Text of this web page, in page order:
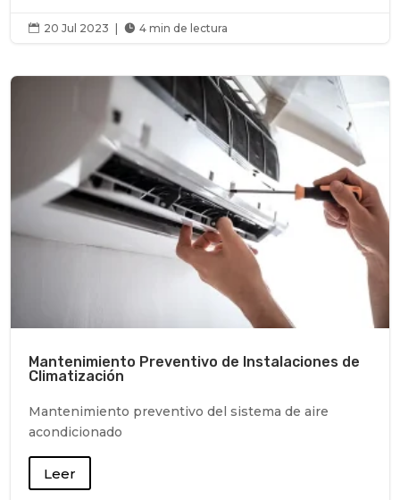
 20 Jul 2023  4 min de lectura
Mantenimiento Preventivo de Instalaciones de
Climatización
Mantenimiento preventivo del sistema de aire
acondicionado
Leer